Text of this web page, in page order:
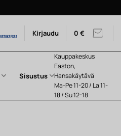
Kirjaudu 0 €
Sisustus
Kauppakeskus
Easton,
Hansakäytävä
Ma-Pe 11-20 / La 11-
18 / Su 12-18